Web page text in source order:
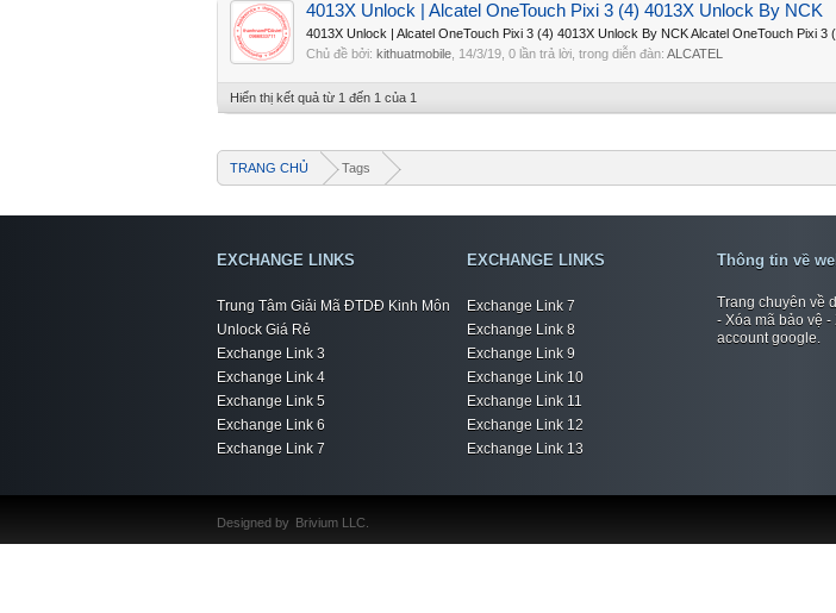
4013X Unlock | Alcatel OneTouch Pixi 3 (4) 4013X Unlock By NCK
4013X Unlock | Alcatel OneTouch Pixi 3 (4) 4013X Unlock By NCK Alcatel OneTouch Pixi 3
Chủ đề bởi: kithuatmobile 14/3/19 , 0 lần trả lời, trong diễn đàn: ALCATEL
Hiển thị kết quả từ 1 đến 1 của 1
TRANG CHỦ Tags
EXCHANGE LINKS
Trung Tâm Giải Mã ĐTDĐ Kinh Môn
Unlock Giá Rẻ
Exchange Link 3
Exchange Link 4
Exchange Link 5
Exchange Link 6
Exchange Link 7
EXCHANGE LINKS
Exchange Link 7
Exchange Link 8
Exchange Link 9
Exchange Link 10
Exchange Link 11
Exchange Link 12
Exchange Link 13
Thông tin về
Trang chuyên về
- Xóa mã bảo vệ
account google.
Designed by Brivium LLC.